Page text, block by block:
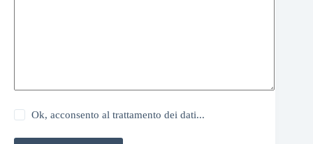
Ok, acconsento al trattamento dei dati...